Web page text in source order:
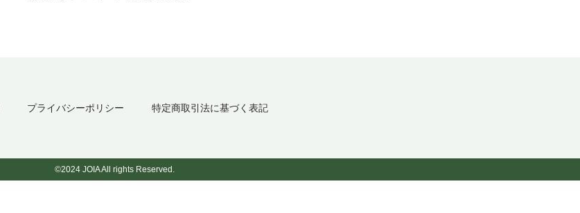
プライバシーポリシー 特定商取引法に基づく表記
©2024 JOIA All rights Reserved.